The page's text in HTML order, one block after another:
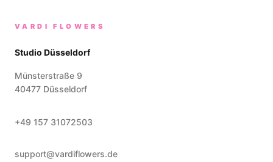
VARDI FLOWERS
Studio Düsseldorf
Münsterstraße 9
40477 Düsseldorf
+49 157 31072503
support@vardiflowers.de